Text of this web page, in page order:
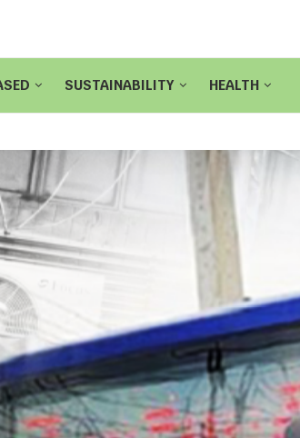
SUSTAINABILITY HEALTH